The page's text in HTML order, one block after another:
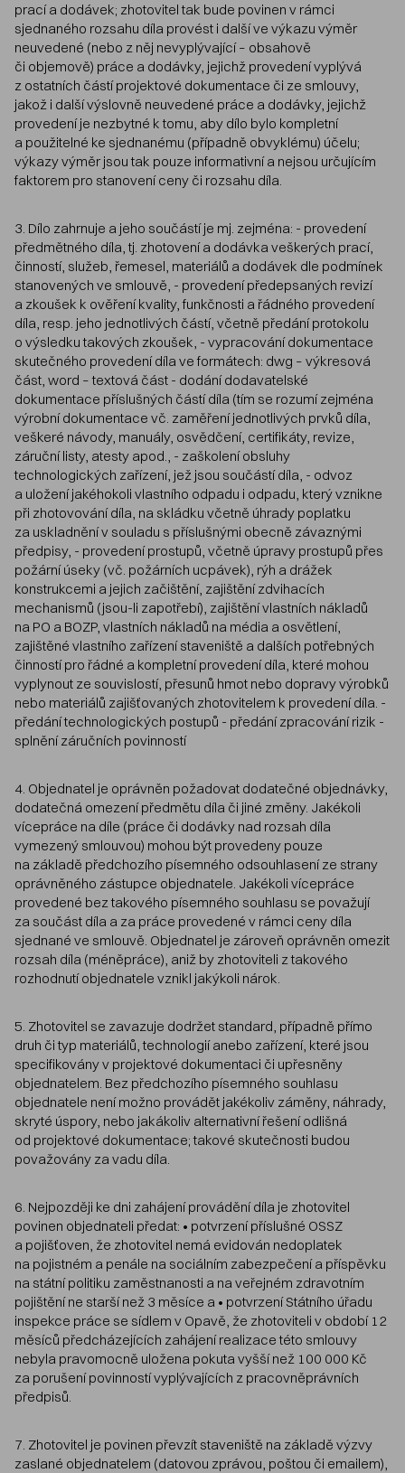
prací a dodávek; zhotovitel tak bude povinen v rámci
sjednaného rozsahu díla provést i další ve výkazu výměr
neuvedené (nebo z něj nevyplývající – obsahově
či objemově) práce a dodávky, jejichž provedení vyplývá
z ostatních částí projektové dokumentace či ze smlouvy,
jakož i další výslovně neuvedené práce a dodávky, jejichž
provedení je nezbytné k tomu, aby dílo bylo kompletní
a použitelné ke sjednanému (případně obvyklému) účelu;
výkazy výměr jsou tak pouze informativní a nejsou určujícím
faktorem pro stanovení ceny či rozsahu díla.
3. Dílo zahrnuje a jeho součástí je mj. zejména: - provedení
předmětného díla, tj. zhotovení a dodávka veškerých prací,
činností, služeb, řemesel, materiálů a dodávek dle podmínek
stanovených ve smlouvě, - provedení předepsaných revizí
a zkoušek k ověření kvality, funkčnosti a řádného provedení
díla, resp. jeho jednotlivých částí, včetně předání protokolu
o výsledku takových zkoušek, - vypracování dokumentace
skutečného provedení díla ve formátech: dwg – výkresová
část, word – textová část - dodání dodavatelské
dokumentace příslušných částí díla (tím se rozumí zejména
výrobní dokumentace vč. zaměření jednotlivých prvků díla,
veškeré návody, manuály, osvědčení, certifikáty, revize,
záruční listy, atesty apod., - zaškolení obsluhy
technologických zařízení, jež jsou součástí díla, - odvoz
a uložení jakéhokoli vlastního odpadu i odpadu, který vznikne
při zhotovování díla, na skládku včetně úhrady poplatku
za uskladnění v souladu s příslušnými obecně závaznými
předpisy, - provedení prostupů, včetně úpravy prostupů přes
požární úseky (vč. požárních ucpávek), rýh a drážek
konstrukcemi a jejich začištění, zajištění zdvihacích
mechanismů (jsou-li zapotřebí), zajištění vlastních nákladů
na PO a BOZP, vlastních nákladů na média a osvětlení,
zajištěné vlastního zařízení staveniště a dalších potřebných
činností pro řádné a kompletní provedení díla, které mohou
vyplynout ze souvislostí, přesunů hmot nebo dopravy výrobků
nebo materiálů zajišťovaných zhotovitelem k provedení díla. -
předání technologických postupů - předání zpracování rizik -
splnění záručních povinností
4. Objednatel je oprávněn požadovat dodatečné objednávky,
dodatečná omezení předmětu díla či jiné změny. Jakékoli
vícepráce na díle (práce či dodávky nad rozsah díla
vymezený smlouvou) mohou být provedeny pouze
na základě předchozího písemného odsouhlasení ze strany
oprávněného zástupce objednatele. Jakékoli vícepráce
provedené bez takového písemného souhlasu se považují
za součást díla a za práce provedené v rámci ceny díla
sjednané ve smlouvě. Objednatel je zároveň oprávněn omezit
rozsah díla (méněpráce), aniž by zhotoviteli z takového
rozhodnutí objednatele vznikl jakýkoli nárok.
5. Zhotovitel se zavazuje dodržet standard, případně přímo
druh či typ materiálů, technologií anebo zařízení, které jsou
specifikovány v projektové dokumentaci či upřesněny
objednatelem. Bez předchozího písemného souhlasu
objednatele není možno provádět jakékoliv záměny, náhrady,
skryté úspory, nebo jakákoliv alternativní řešení odlišná
od projektové dokumentace; takové skutečnosti budou
považovány za vadu díla.
6. Nejpozději ke dni zahájení provádění díla je zhotovitel
povinen objednateli předat: • potvrzení příslušné OSSZ
a pojišťoven, že zhotovitel nemá evidován nedoplatek
na pojistném a penále na sociálním zabezpečení a příspěvku
na státní politiku zaměstnanosti a na veřejném zdravotním
pojištění ne starší než 3 měsíce a • potvrzení Státního úřadu
inspekce práce se sídlem v Opavě, že zhotoviteli v období 12
měsíců předcházejících zahájení realizace této smlouvy
nebyla pravomocně uložena pokuta vyšší než 100 000 Kč
za porušení povinností vyplývajících z pracovněprávních
předpisů.
7. Zhotovitel je povinen převzít staveniště na základě výzvy
zaslané objednatelem (datovou zprávou, poštou či emailem),